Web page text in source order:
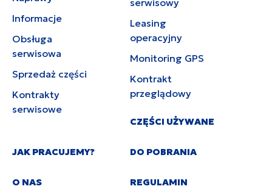
Informacje
Obsługa
serwisowa
Sprzedaż części
Kontrakty
serwisowe
serwisowy
Leasing
operacyjny
Monitoring GPS
Kontrakt
przeglądowy
CZĘŚCI UŻYWANE
JAK PRACUJEMY?
O NAS
DO POBRANIA
REGULAMIN